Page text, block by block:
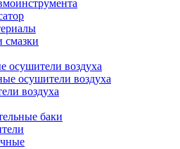
смазки
осушители воздуха
осушители воздуха
воздуха
баки